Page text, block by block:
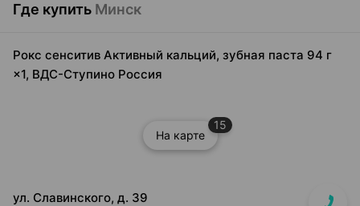
Где купить Минск
Рокс сенситив Активный кальций, зубная паста 94 г
×1, ВДС-Ступино Россия
На карте
15
ул. Славинского, д. 39